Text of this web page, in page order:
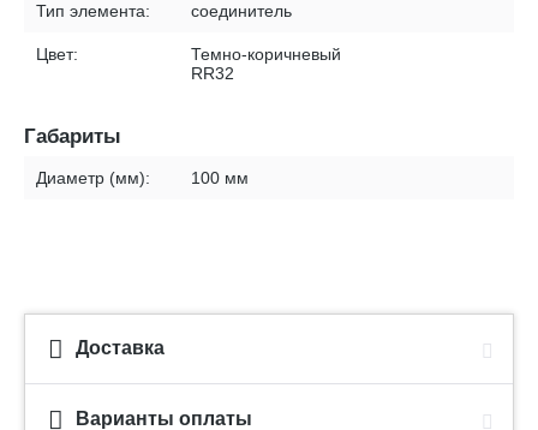
Тип элемента: соединитель
Цвет:
Темно-коричневый
RR32
Габариты
Диаметр (мм): 100 мм
Доставка
Варианты оплаты